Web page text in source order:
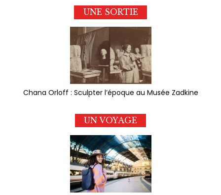
UNE SORTIE
Chana Orloff : Sculpter l’époque au Musée Zadkine
UN VOYAGE